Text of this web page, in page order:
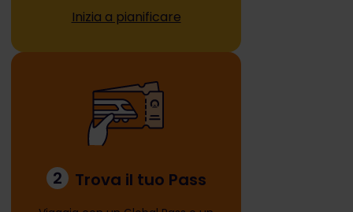
Inizia a pianificare
2 Trova il tuo Pass